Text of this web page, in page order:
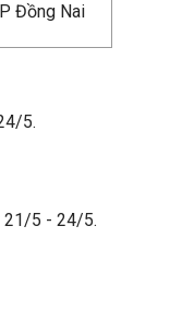
Đồng Nai
5.
21/5 - 24/5.